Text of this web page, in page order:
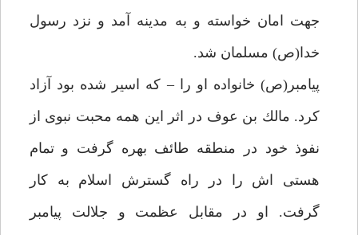
جهت امان خواسته و به مدينه آمد و نزد رسول
خدا(ص) مسلمان شد.
پيامبر(ص) خانواده او را – كه اسير شده بود آزاد
كرد. مالك بن عوف در اثر اين همه محبت نبوى از
نفوذ خود در منطقه طائف بهره گرفت و تمام
هستى اش را در راه گسترش اسلام به كار
گرفت. او در مقابل عظمت و جلالت پيامبر